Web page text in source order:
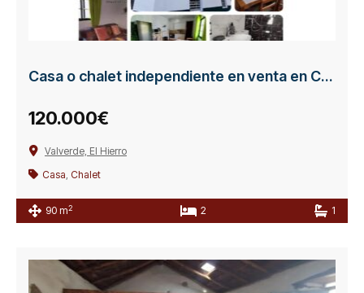
Casa o chalet independiente en venta en Calle Ferinto
120.000€
Valverde, El Hierro
Casa, Chalet
90 m2 2 1